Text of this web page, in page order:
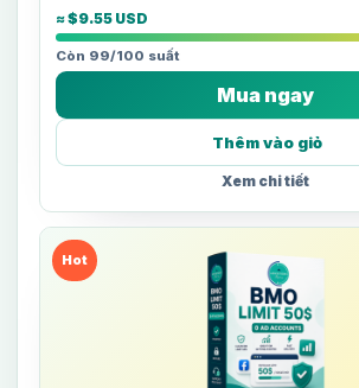
≈ $9.55 USD
Còn 99/100 suất
Mua ngay
Thêm vào giỏ
Xem chi tiết
Hot